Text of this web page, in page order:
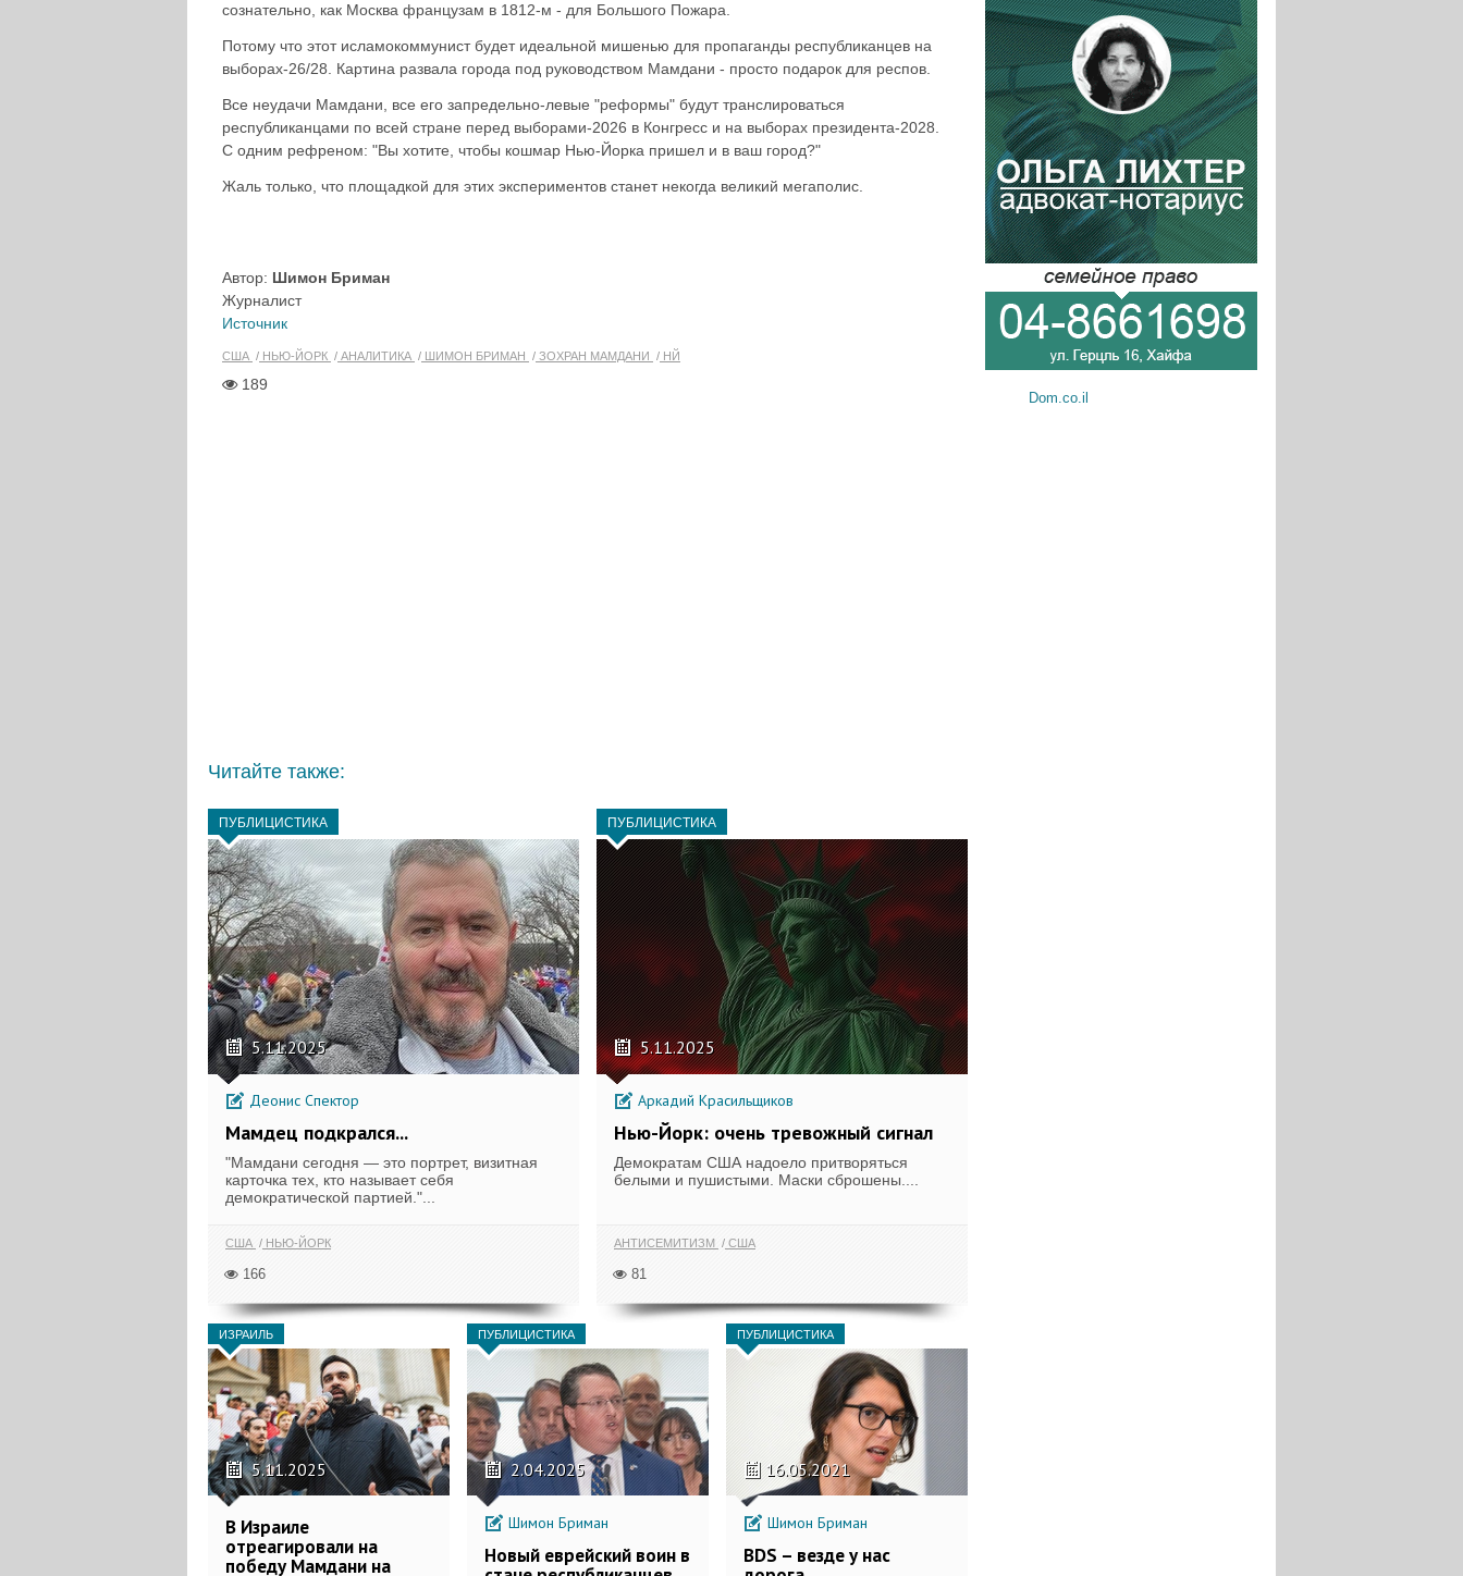
сознательно, как Москва французам в 1812-м - для Большого Пожара.
Потому что этот исламокоммунист будет идеальной мишенью для пропаганды республиканцев на
выборах-26/28. Картина развала города под руководством Мамдани - просто подарок для респов.
Все неудачи Мамдани, все его запредельно-левые "реформы" будут транслироваться
республиканцами по всей стране перед выборами-2026 в Конгресс и на выборах президента-2028.
С одним рефреном: "Вы хотите, чтобы кошмар Нью-Йорка пришел и в ваш город?"
Жаль только, что площадкой для этих экспериментов станет некогда великий мегаполис.
Автор: Шимон Бриман
Журналист
Источник
США НЬЮ-ЙОРК АНАЛИТИКА ШИМОН БРИМАН ЗОХРАН МАМДАНИ НЙ
189
Читайте также:
ПУБЛИЦИСТИКА
5.11.2025
Деонис Спектор
Мамдец подкрался...
"Мамдани сегодня — это портрет, визитная
карточка тех, кто называет себя
демократической партией."...
США НЬЮ-ЙОРК
166
ПУБЛИЦИСТИКА
5.11.2025
Аркадий Красильщиков
Нью-Йорк: очень тревожный сигнал
Демократам США надоело притворяться
белыми и пушистыми. Маски сброшены....
АНТИСЕМИТИЗМ США
81
ИЗРАИЛЬ
5.11.2025
В Израиле
отреагировали на
победу Мамдани на
ПУБЛИЦИСТИКА
2.04.2025
Шимон Бриман
Новый еврейский воин в
ПУБЛИЦИСТИКА
16.05.2021
Шимон Бриман
BDS – везде у нас
Dom.co.il